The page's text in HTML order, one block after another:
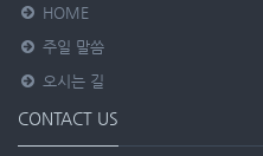
HOME
주일 말씀
오시는 길
CONTACT US